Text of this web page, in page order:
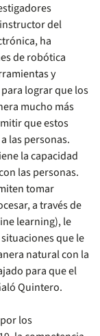
del
ha
de robótica
y
lograr que los
mucho más
que estos
las personas.
la capacidad
las personas.
tomar
a través de
learning), le
que le
natural con la
para que el
Quintero.
los